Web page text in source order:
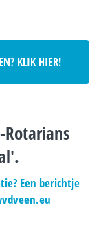
KLIK HIER!
Een berichtje